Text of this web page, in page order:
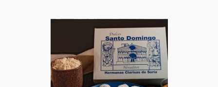
7,50 €
Las
opciones
se
pueden
elegir
en